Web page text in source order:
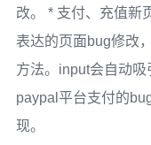
改。 * 支付、充值新
表达的页面bug修改
方法。input会自动
paypal平台支付的
现。